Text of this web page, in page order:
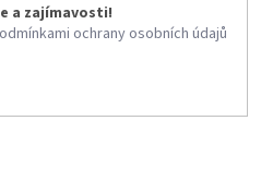
a zajímavosti!
ochrany osobních údajů